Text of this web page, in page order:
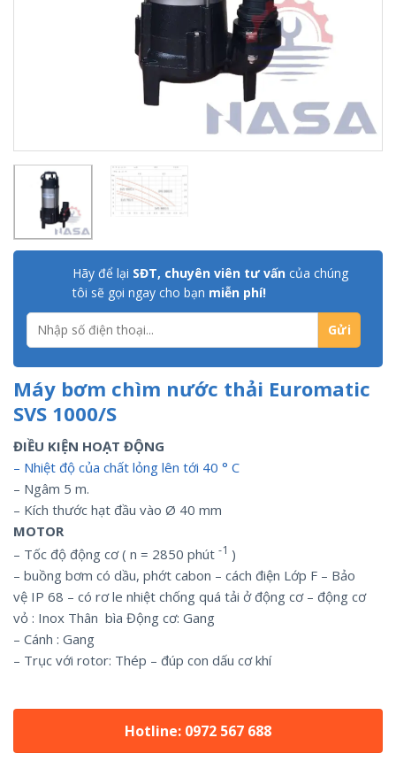
Hãy để lại SĐT, chuyên viên tư vấn của chúng
tôi sẽ gọi ngay cho bạn miễn phí!
Máy bơm chìm nước thải Euromatic
SVS 1000/S
ĐIỀU KIỆN HOẠT ĐỘNG
– Nhiệt độ của chất lỏng lên tới 40 ° C
– Ngâm 5 m.
– Kích thước hạt đầu vào Ø 40 mm
MOTOR
– Tốc độ động cơ ( n = 2850 phút -1 )
– buồng bơm có dầu, phớt cabon – cách điện Lớp F – Bảo
vệ IP 68 – có rơ le nhiệt chống quá tải ở động cơ – động cơ
vỏ : Inox Thân bìa Động cơ: Gang
– Cánh : Gang
– Trục với rotor: Thép – đúp con dấu cơ khí
Hotline: 0972 567 688